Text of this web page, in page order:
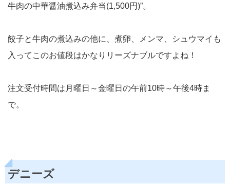
牛肉の中華醤油煮込み弁当(1,500円)”。
餃子と牛肉の煮込みの他に、煮卵、メンマ、シュウマイも
入ってこのお値段はかなりリーズナブルですよね！
注文受付時間は月曜日～金曜日の午前10時～午後4時ま
で。
デニーズ